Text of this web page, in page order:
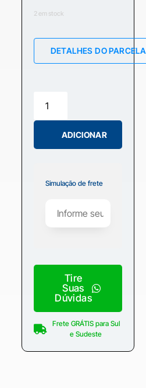
2 em stock
DETALHES DO
ADICIONAR
Simulação de frete
Tire
Suas
Dúvidas
Frete GRÁTIS para Sul
e Sudeste